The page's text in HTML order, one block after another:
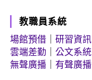
教職員系統
場館預借
研習資訊
雲端差勤
公文系統
無聲廣播
有聲廣播